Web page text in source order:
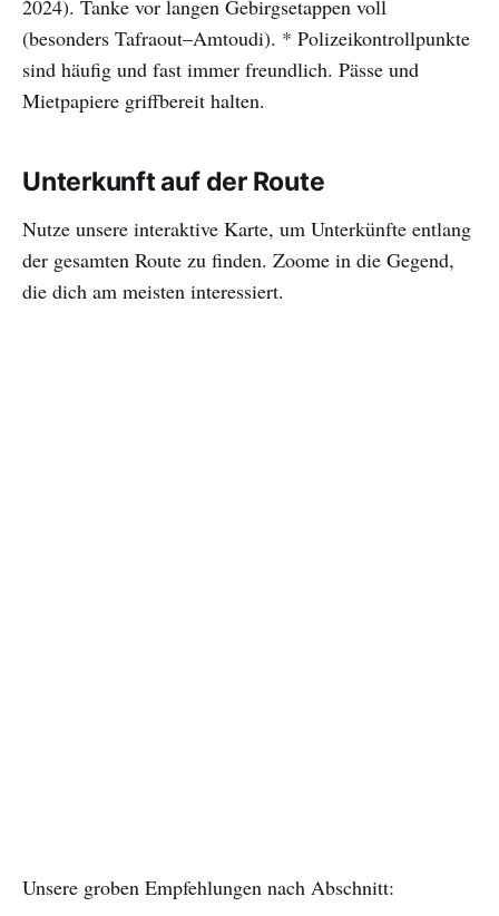
2024). Tanke vor langen Gebirgsetappen voll
(besonders Tafraout–Amtoudi). * Polizeikontrollpunkte
sind häufig und fast immer freundlich. Pässe und
Mietpapiere griffbereit halten.
Unterkunft auf der Route
Nutze unsere interaktive Karte, um Unterkünfte entlang
der gesamten Route zu finden. Zoome in die Gegend,
die dich am meisten interessiert.
Unsere groben Empfehlungen nach Abschnitt: